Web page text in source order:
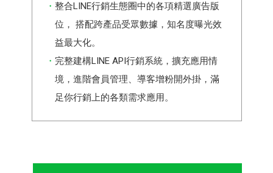
整合LINE行銷生態圈中的各項精選廣告版
位， 搭配跨產品受眾數據，知名度曝光效
益最大化。
完整建構LINE API行銷系統，擴充應用情
境，進階會員管理、導客增粉開外掛，滿
足你行銷上的各類需求應用。